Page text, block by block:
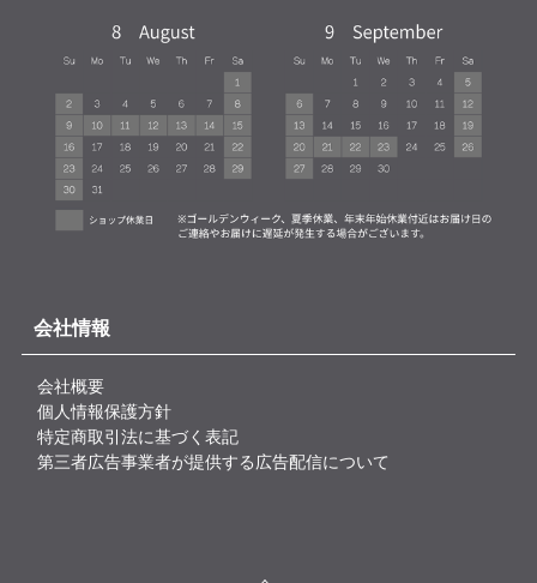
会社情報
会社概要
個人情報保護方針
特定商取引法に基づく表記
第三者広告事業者が提供する広告配信について